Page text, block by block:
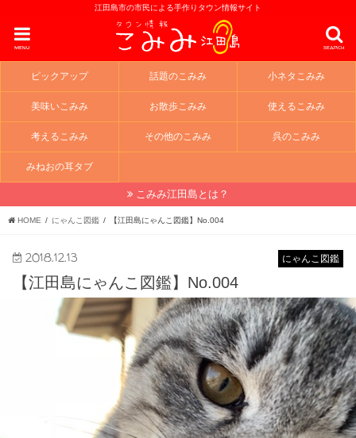
江田島市の市民による手作りタウン情報サイト
search
menu
ピックアップ 話題のこみみ 小ネタこみみ
美味いこみみ お散歩こみみ 使えるこみみ
考えるこみみ その他のこみみ 呉のこみみ
みねおの耳タブ
こみみ江田島とは？
HOME にゃんこ図鑑 【江田島にゃんこ図鑑】No.004
にゃんこ図鑑
2018.12.13
【江田島にゃんこ図鑑】No.004